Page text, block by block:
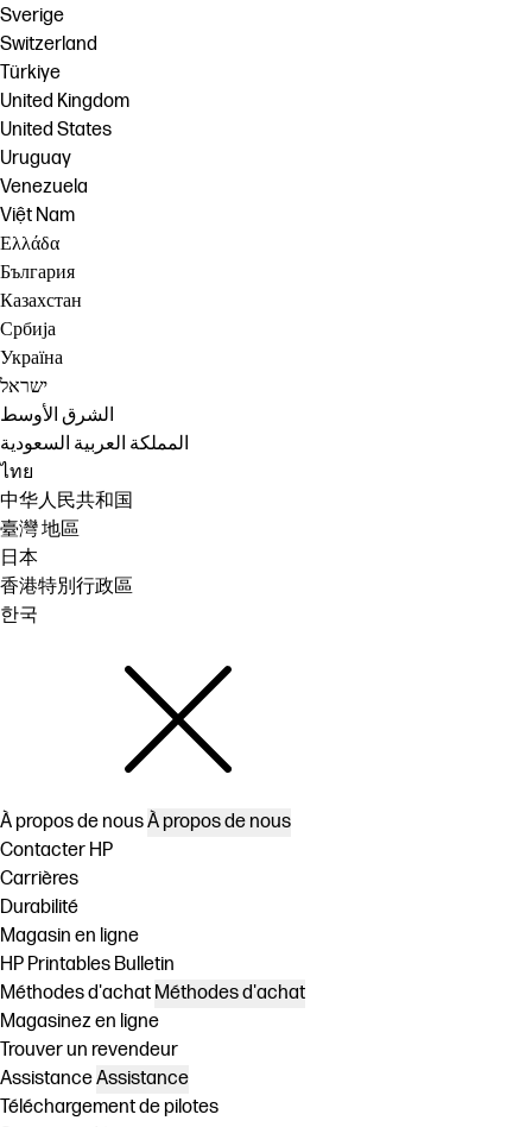
Sverige
Switzerland
Türkiye
United Kingdom
United States
Uruguay
Venezuela
Việt Nam
Ελλάδα
България
Казахстан
Србија
Україна
ישראל
الشرق الأوسط
المملكة العربية السعودية
ไทย
中华人民共和国
臺灣 地區
日本
香港特別行政區
한국
À propos de nousÀ propos de nous
Contacter HP
Carrières
Durabilité
Magasin en ligne
HP Printables Bulletin
Méthodes d'achat Méthodes d'achat
Magasinez en ligne
Trouver un revendeur
AssistanceAssistance
Téléchargement de pilotes